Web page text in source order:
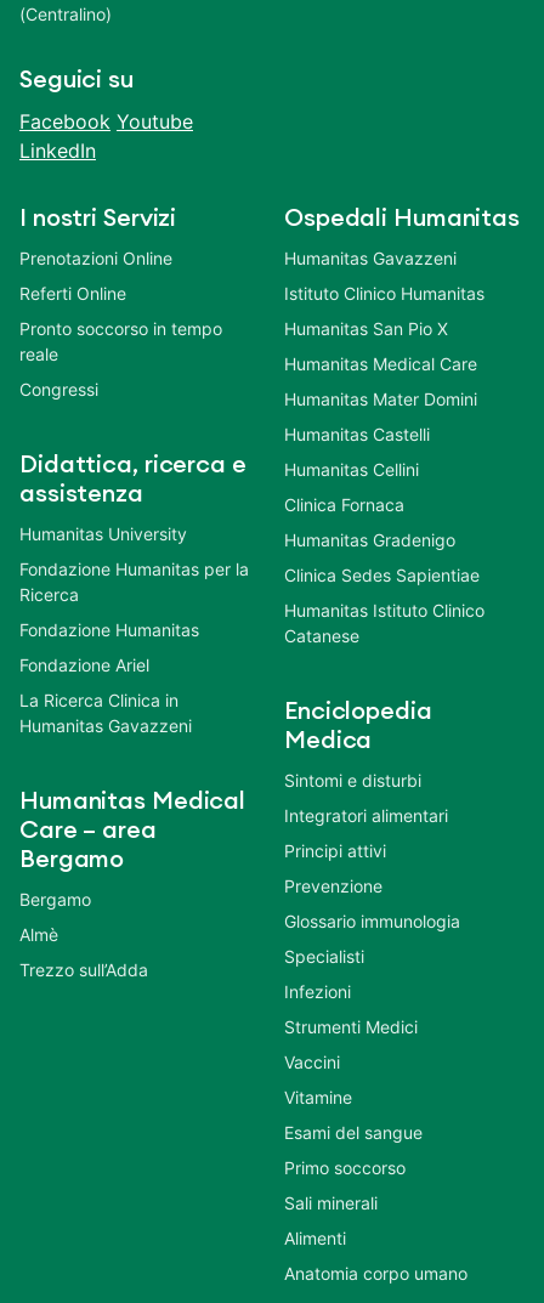
(Centralino)
Seguici su
Facebook Youtube
LinkedIn
I nostri Servizi
Prenotazioni Online
Referti Online
Pronto soccorso in tempo
reale
Congressi
Didattica, ricerca e
assistenza
Humanitas University
Fondazione Humanitas per la
Ricerca
Fondazione Humanitas
Fondazione Ariel
La Ricerca Clinica in
Humanitas Gavazzeni
Humanitas Medical
Care – area
Bergamo
Bergamo
Almè
Trezzo sull’Adda
Ospedali Humanitas
Humanitas Gavazzeni
Istituto Clinico Humanitas
Humanitas San Pio X
Humanitas Medical Care
Humanitas Mater Domini
Humanitas Castelli
Humanitas Cellini
Clinica Fornaca
Humanitas Gradenigo
Clinica Sedes Sapientiae
Humanitas Istituto Clinico
Catanese
Enciclopedia
Medica
Sintomi e disturbi
Integratori alimentari
Principi attivi
Prevenzione
Glossario immunologia
Specialisti
Infezioni
Strumenti Medici
Vaccini
Vitamine
Esami del sangue
Primo soccorso
Sali minerali
Alimenti
Anatomia corpo umano